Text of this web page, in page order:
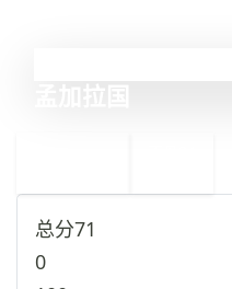
总分71
0